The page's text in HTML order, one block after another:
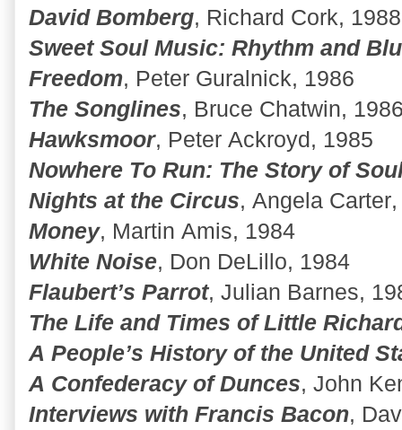
David Bomberg, Richard Cork, 1988
Sweet Soul Music: Rhythm and
Freedom, Peter Guralnick, 1986
The Songlines, Bruce Chatwin,
Hawksmoor, Peter Ackroyd, 1985
Nowhere To Run: The Story of
Nights at the Circus, Angela
Money, Martin Amis, 1984
White Noise, Don DeLillo, 1984
Flaubert’s Parrot, Julian Barnes,
The Life and Times of Little
A People’s History of the United
A Confederacy of Dunces, John
Interviews with Francis Bacon,